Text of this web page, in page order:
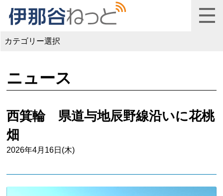
カテゴリー選択
ニュース
西箕輪 県道与地辰野線沿いに花桃
畑
2026年4月16日(木)